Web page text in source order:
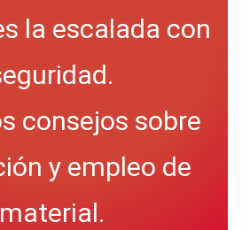
la escalada con
consejos sobre
y empleo de
material.